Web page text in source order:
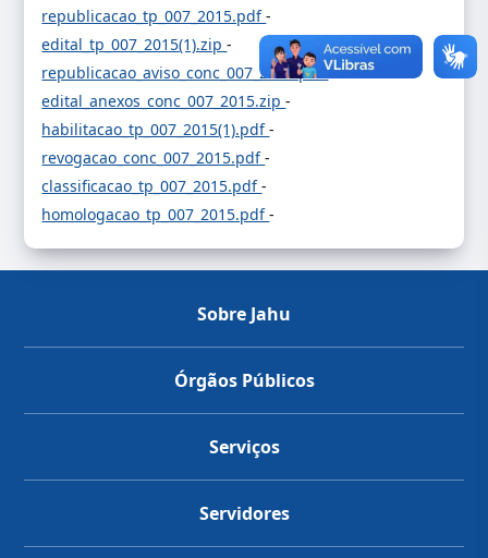
republicacao_tp_007_2015.pdf-
edital_tp_007_2015(1).zip-
republicacao_aviso_conc_007_2015.pdf-
edital_anexos_conc_007_2015.zip-
habilitacao_tp_007_2015(1).pdf-
revogacao_conc_007_2015.pdf-
classificacao_tp_007_2015.pdf-
homologacao_tp_007_2015.pdf-
Sobre Jahu
Órgãos Públicos
Serviços
Servidores